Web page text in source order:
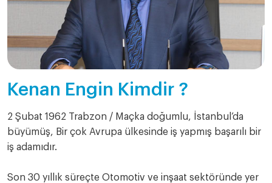
Kenan Engin Kimdir ?
2 Şubat 1962 Trabzon / Maçka doğumlu, İstanbul’da
büyümüş, Bir çok Avrupa ülkesinde iş yapmış başarılı bir
iş adamıdır.
Son 30 yıllık süreçte Otomotiv ve inşaat sektöründe yer